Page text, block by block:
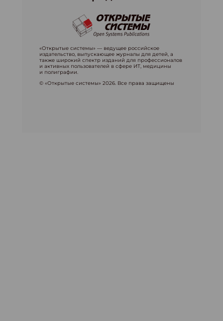
«Открытые системы» — ведущее российское
издательство, выпускающее журналы для детей, а
также широкий спектр изданий для профессионалов
и активных пользователей в сфере ИТ, медицины
и полиграфии.
© «Открытые системы» 2026. Все права защищены